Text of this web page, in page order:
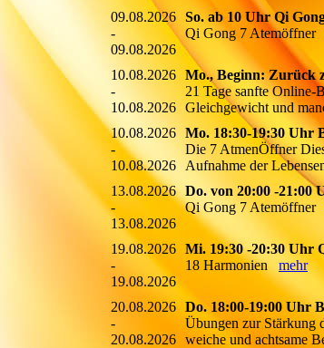
09.08.2026
-
09.08.2026
So. ab 10 Uhr Qi
Qi Gong 7 Atemöffner
10.08.2026
-
10.08.2026
Mo., Beginn: Zurück
21 Tage sanfte Online-
Gleichgewicht und
10.08.2026
-
10.08.2026
Mo. 18:30-19:30 Uhr
Die 7 AtmenÖffner
Aufnahme der
13.08.2026
-
13.08.2026
Do. von 20:00 -21:00
Qi Gong 7 Atemöffner
19.08.2026
-
19.08.2026
Mi. 19:30 -20:30 Uhr
18 Harmonien mehr
20.08.2026
-
20.08.2026
Do. 18:00-19:00 Uhr
Übungen zur Stärkung
weiche und achtsame